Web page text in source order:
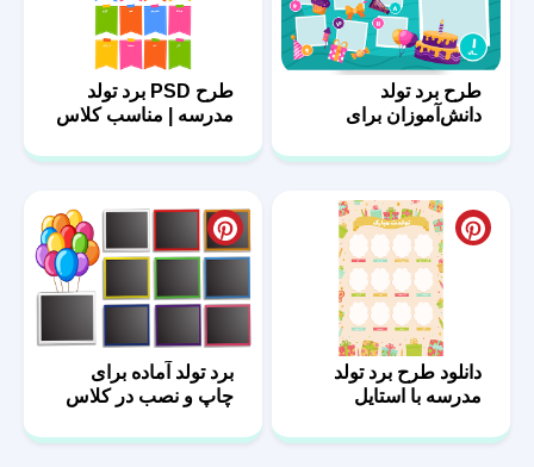
طرح برد تولد
دانش‌آموزان برای
طرح PSD برد تولد
مدرسه | مناسب کلاس
دانلود طرح برد تولد
مدرسه با استایل
برد تولد آماده برای
چاپ و نصب در کلاس